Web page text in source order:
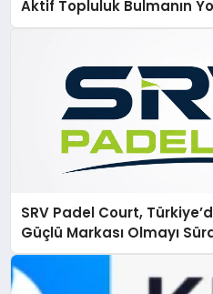
Aktif Topluluk Bulmanın
SRV Padel Court,
Güçlü Markası Olmayı